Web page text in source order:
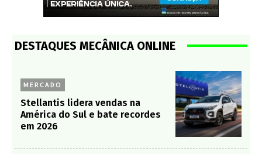
DESTAQUES MECÂNICA ONLINE
MERCADO
Stellantis lidera vendas na
América do Sul e bate recordes
em 2026